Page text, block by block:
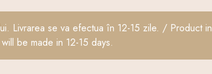
Livrarea se va efectua în 12-15 zile. / Product in
be made in 12-15 days.